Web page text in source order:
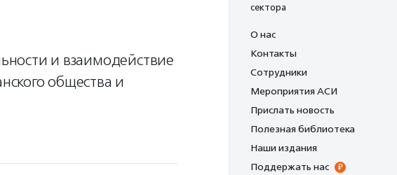
и взаимодействие
общества и
сектора
О нас
Контакты
Сотрудники
Мероприятия АСИ
Прислать новость
Полезная библиотека
Наши издания
Поддержать нас